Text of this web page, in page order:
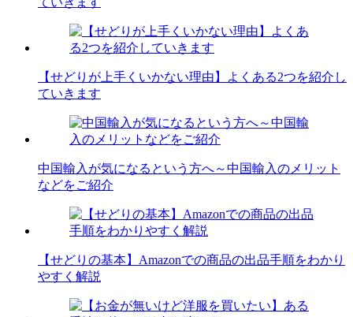
【せどりが上手くいかない理由】よくある2つを紹介し
ていきます
中国輸入が気になるという方へ～中国輸入のメリット
などをご紹介
【せどりの基本】Amazonでの商品の出品手順をわかり
やすく解説